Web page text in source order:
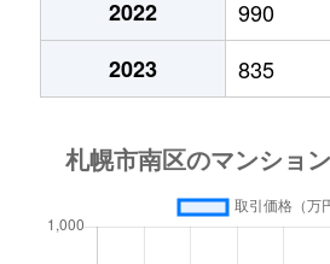
澄川４条
2,800万円
澄川４条
1,700万円
中ノ沢
1,000万円
真駒内曙町
2022
990
2023
835